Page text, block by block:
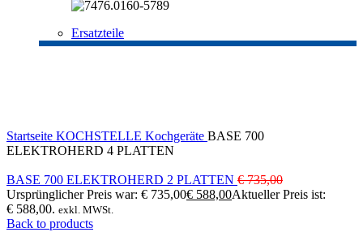
Ersatzteile
Startseite KOCHSTELLE Kochgeräte BASE 700
ELEKTROHERD 4 PLATTEN
BASE 700 ELEKTROHERD 2 PLATTEN €735,00
Ursprünglicher Preis war: € 735,00€ 588,00Aktueller Preis ist:
€ 588,00. exkl. MWSt.
Back to products